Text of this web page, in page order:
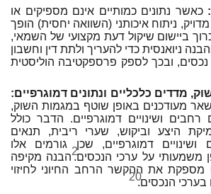
כאשר נתונים כמותיים אינם מספיקים או
ניתוח איכותני (השוואה יחסית) הופך
ביישום שיקול דעת מקצועי של השמאי,
ניואנסית כדי להעריך ולתת דין וחשבון
נכסים, ובכך לספק פרספקטיבה הוליסטית
מדדים כלכליים ונתונים דמוגרפיים:
מעודכנים באופן שוטף במגמות השוק,
רחבים ושינויים דמוגרפיים. הדבר כולל
היצע וביקוש, שערי ריבית, תנאים
ושינויים דמוגרפיים, שכן גורמים אלו
משמעותי על ערכי הנכסים.2הבנה מקיפה
מספקת את ההקשר הרחב החיוני לחיזוי
בערכי הנכסים.20